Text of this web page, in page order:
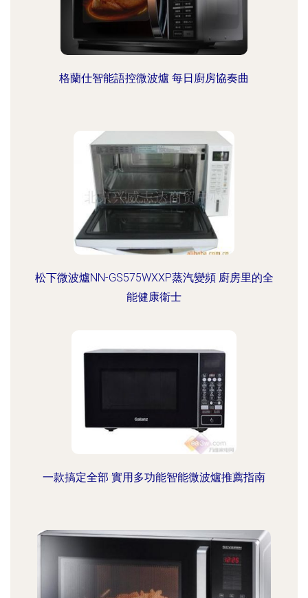
格蘭仕智能語控微波爐 每日廚房協奏曲
松下微波爐NN-GS575WXXP蒸汽變頻 廚房里的全
能健康衛士
一款搞定全部 實用多功能智能微波爐推薦指南